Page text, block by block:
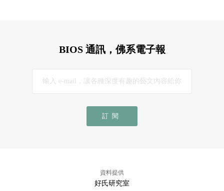
BIOS 通訊，佛系電子報
訂閱
資料提供
好氏研究室